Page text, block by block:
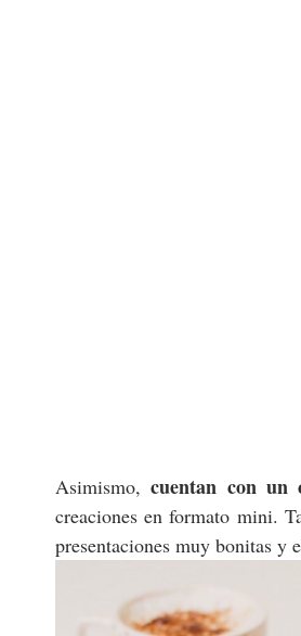
Asimismo, cuentan con un
creaciones en formato mini.
presentaciones muy bonitas y